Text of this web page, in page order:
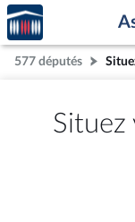
Aller au contenu
Aller en bas de la
Accèder
à la
page
d'accueil
577 députés
Situez